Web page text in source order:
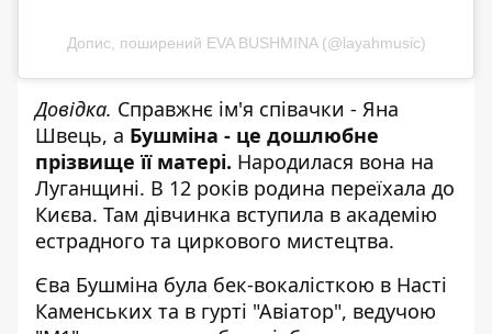
Допис, поширений EVA BUSHMINA (@layahmusic)
Довідка. Справжнє ім'я співачки - Яна
Швець, а Бушміна - це дошлюбне
прізвище її матері. Народилася вона на
Луганщині. В 12 років родина переїхала до
Києва. Там дівчинка вступила в академію
естрадного та циркового мистецтва.
Єва Бушміна була бек-вокалісткою в Насті
Каменських та в гурті "Авіатор", ведучою